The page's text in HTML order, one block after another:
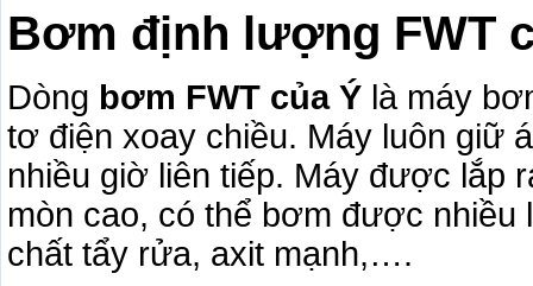
Bơm định lượng FWT
Dòng bơm FWT của Ý là máy
tơ điện xoay chiều. Máy luôn giữ
nhiều giờ liên tiếp. Máy được lắp
mòn cao, có thể bơm được
chất tẩy rửa, axit mạnh,….